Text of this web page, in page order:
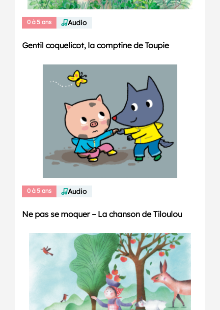
0 à 5 ans Audio
Gentil coquelicot, la comptine de Toupie
0 à 5 ans Audio
Ne pas se moquer – La chanson de Tiloulou